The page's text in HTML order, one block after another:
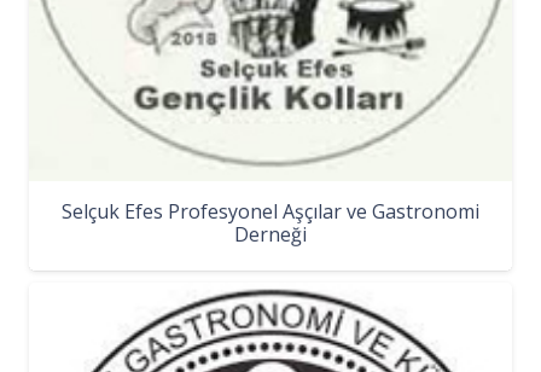
Selçuk Efes Profesyonel Aşçılar ve Gastronomi
Derneği